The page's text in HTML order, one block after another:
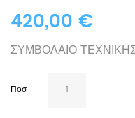
420,00 €
ΣΥΜΒΟΛΑΙΟ
Ποσ